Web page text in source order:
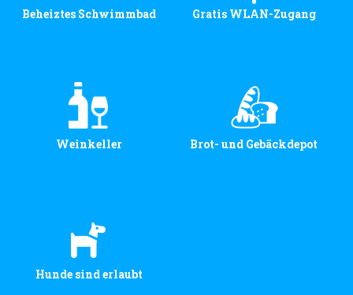
Beheiztes Schwimmbad Gratis WLAN-Zugang
Weinkeller Brot- und Gebäckdepot
Hunde sind erlaubt